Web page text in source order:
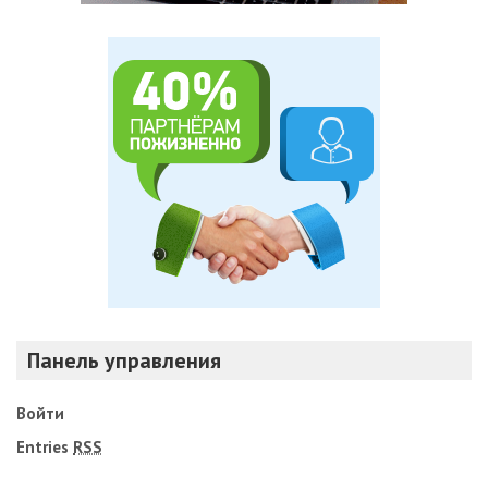
Панель управления
Войти
Entries RSS